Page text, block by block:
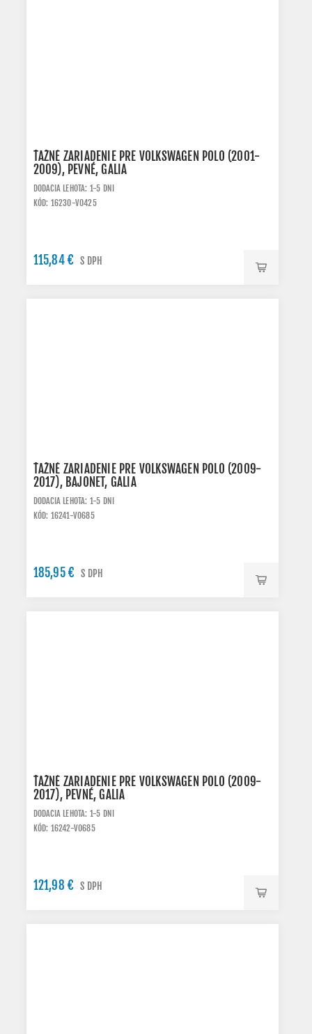
ŤAŽNÉ ZARIADENIE PRE VOLKSWAGEN POLO (2001-
2009), PEVNÉ, GALIA
DODACIA LEHOTA: 1-5 DNI
KÓD: 16230-V0425
115,84 € S DPH
ŤAŽNÉ ZARIADENIE PRE VOLKSWAGEN POLO (2009-
2017), BAJONET, GALIA
DODACIA LEHOTA: 1-5 DNI
KÓD: 16241-V0685
185,95 € S DPH
ŤAŽNÉ ZARIADENIE PRE VOLKSWAGEN POLO (2009-
2017), PEVNÉ, GALIA
DODACIA LEHOTA: 1-5 DNI
KÓD: 16242-V0685
121,98 € S DPH